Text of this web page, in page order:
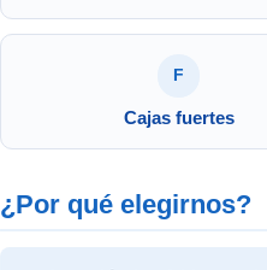
F
Cajas fuertes
¿Por qué elegirnos?